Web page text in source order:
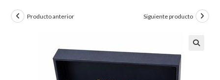
Producto anterior Siguiente producto